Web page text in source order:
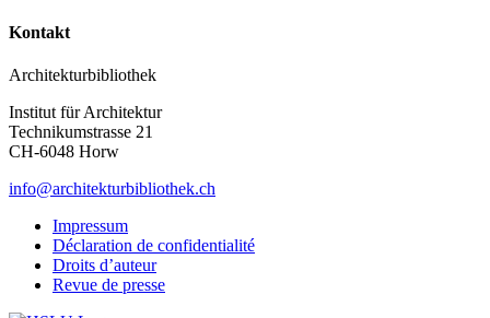
Kontakt
Architekturbibliothek
Institut für Architektur
Technikumstrasse 21
CH-6048 Horw
info@architekturbibliothek.ch
Impressum
Déclaration de confidentialité
Droits d’auteur
Revue de presse